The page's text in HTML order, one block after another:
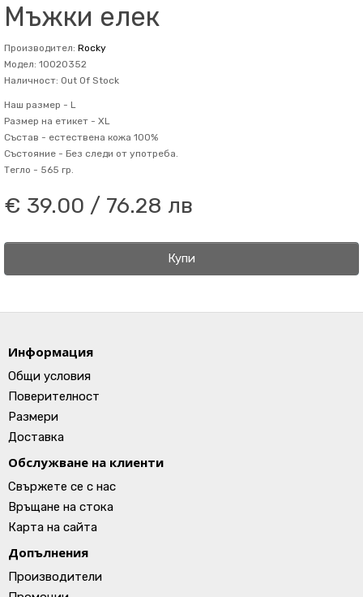
Мъжки елек
Производител: Rocky
Модел: 10020352
Наличност: Out Of Stock
Наш размер - L
Размер на етикет - XL
Състав - естествена кожа 100%
Състояние - Без следи от употреба.
Тегло - 565 гр.
€ 39.00 / 76.28 лв
Купи
Информация
Общи условия
Поверителност
Размери
Доставка
Обслужване на клиенти
Свържете се с нас
Връщане на стока
Карта на сайта
Допълнения
Производители